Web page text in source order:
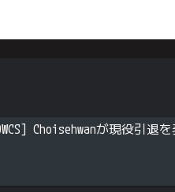
Choisehwanが現役引退